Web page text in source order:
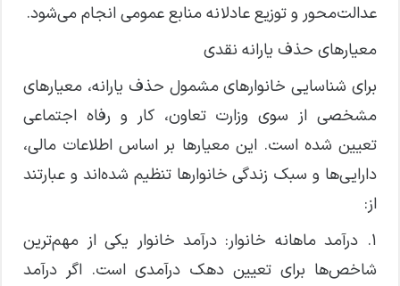
عدالت‌محور و توزیع عادلانه منابع عمومی انجام می‌شود.
معیار‌های حذف یارانه نقدی
برای شناسایی خانوار‌های مشمول حذف یارانه، معیار‌های
مشخصی از سوی وزارت تعاون، کار و رفاه اجتماعی
تعیین شده است. این معیار‌ها بر اساس اطلاعات مالی،
دارایی‌ها و سبک زندگی خانوار‌ها تنظیم شده‌اند و عبارتند
از:
۱. درآمد ماهانه خانوار: درآمد خانوار یکی از مهم‌ترین
شاخص‌ها برای تعیین دهک درآمدی است. اگر درآمد